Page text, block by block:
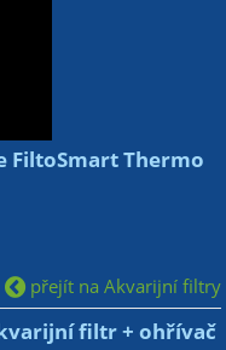
FiltoSmart Thermo
přejít na Akvarijní filtry
filtr + ohřívač